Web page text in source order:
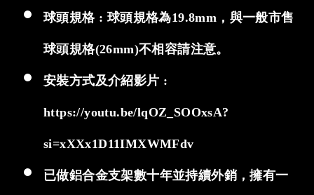
球頭規格 : 球頭規格為19.8mm，與一般市售
球頭規格(26mm)不相容請注意。
安裝方式及介紹影片 :
https://youtu.be/lqOZ_SOOxsA?
si=xXXx1D11IMXWMFdv
已做鋁合金支架數十年並持續外銷，擁有一